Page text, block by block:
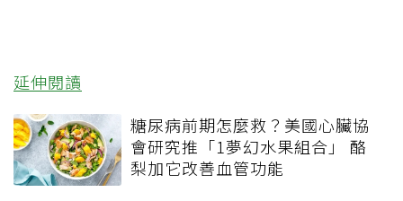
延伸閱讀
糖尿病前期怎麼救？美國心臟協
會研究推「1夢幻水果組合」 酪
梨加它改善血管功能